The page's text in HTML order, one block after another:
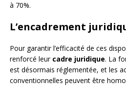
à 70%.
L’encadrement
Pour garantir l’efficacité de ces
renforcé leur cadre juridique. La
est désormais réglementée, et les
conventionnelles peuvent être